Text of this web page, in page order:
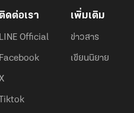
ดต่อเรา
LINE Official
Facebook
Tiktok
เพิ่มเติม
ข่าวสาร
เขียนนิยาย